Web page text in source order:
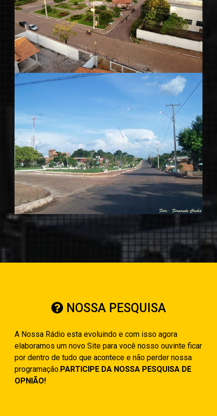
NOSSA PESQUISA
A Nossa Rádio esta evoluindo e com isso agora
elaboramos um novo Site para você nosso ouvinte ficar
por dentro de tudo que acontece e não perder nossa
programação. PARTICIPE DA NOSSA PESQUISA DE
OPNIÃO!